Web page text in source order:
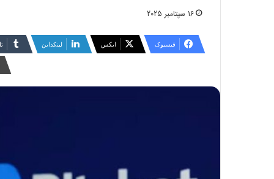
16 سپتامبر 2025
فیسبوک ایکس لینکداین